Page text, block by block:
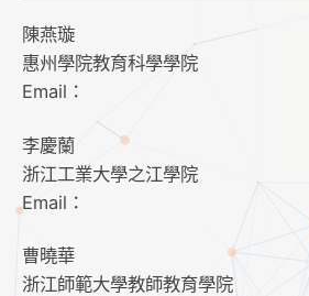
陳燕璇
惠州學院教育科學學院
Email：
李慶蘭
浙江工業大學之江學院
Email：
曹曉華
浙江師範大學教師教育學院